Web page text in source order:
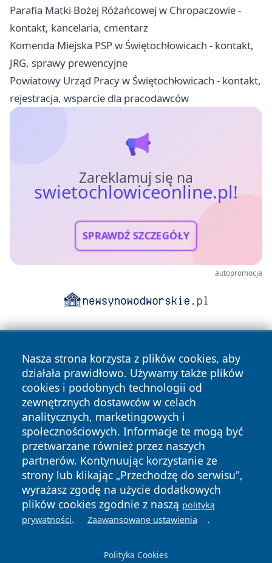
Parafia Matki Bożej Różańcowej w Chropaczowie -
kontakt, kancelaria, cmentarz
Komenda Miejska PSP w Świętochłowicach - kontakt,
JRG, sprawy prewencyjne
Powiatowy Urząd Pracy w Świętochłowicach - kontakt,
rejestracja, wsparcie dla pracodawców
Zareklamuj się na
swietochlowiceonline.pl!
SPRAWDŹ SZCZEGÓŁY
autopromocja
Nasza strona korzysta z plików cookies, aby
działała prawidłowo. Używamy także plików
cookies i podobnych technologii od
zewnętrznych dostawców w celach
analitycznych, marketingowych i
społecznościowych. Informacje te mogą być
przetwarzane również przez naszych
partnerów. Kontynuując korzystanie ze
strony lub klikając „Przechodzę do serwisu",
wyrażasz zgodę na użycie dodatkowych
plików cookies zgodnie z naszą polityką
prywatności. Zaawansowane ustawienia .
Polityka Cookies
Copyright © 2026 swietochlowiceonline.pl Wszystkie prawa
zastrzeżone.
News Autorzy
Polityka
Prywatności
Polityka
Cookies